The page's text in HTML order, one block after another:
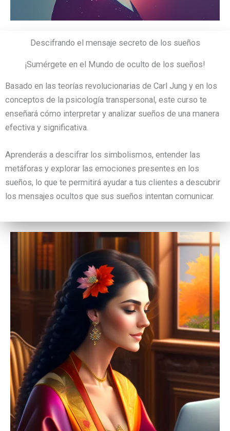
Descifrando el mensaje secreto de los sueños
¡Sumérgete en el Mundo de oculto de los sueños!
Basado en las teorías revolucionarias de Carl Jung y en los
conceptos de la psicología transpersonal, este curso te
enseñará cómo interpretar y analizar sueños de una manera
efectiva y significativa.
Aprenderás a descifrar los simbolismos, entender las
metáforas y explorar las emociones presentes en los
sueños, lo que te permitirá ayudar a tus clientes a descubrir
los mensajes ocultos que sus sueños intentan comunicar.